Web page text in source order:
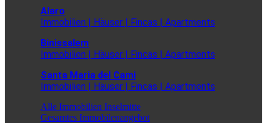
Alaro
Immobilien | Häuser | Fincas | Apartments
Binissalem
Immobilien | Häuser | Fincas | Apartments
Santa Maria del Cami
Immobilien | Häuser | Fincas | Apartments
Alle Immobilien Inselmitte
Gesamtes Immobilenangebot